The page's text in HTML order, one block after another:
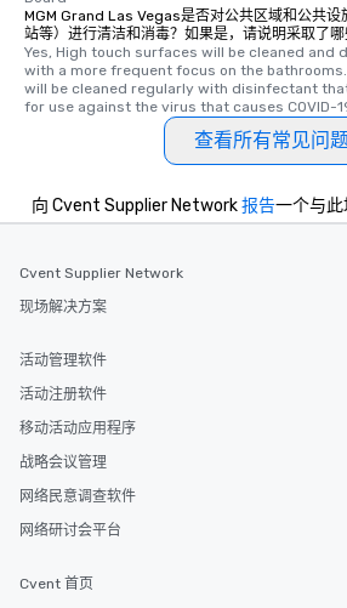
MGM Grand Las Vegas是否对公共区域和公共设
站等）进行清洁和消毒？如果是，请说明采取了哪
Yes, High touch surfaces will be cleaned and
with a more frequent focus on the
will be cleaned regularly with disinfectant
for use against the virus that causes COVID-
查看所有常见问题
向 Cvent Supplier Network报告一个与此
Cvent Supplier Network
现场解决方案
活动管理软件
活动注册软件
移动活动应用程序
战略会议管理
网络民意调查软件
网络研讨会平台
Cvent 首页